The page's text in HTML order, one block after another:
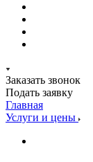
Заказать звонок
Подать заявку
Главная
Услуги и цены